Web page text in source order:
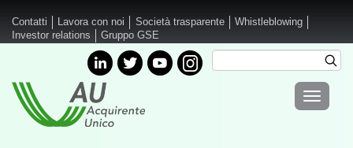
Contatti Lavora con noi Società trasparente
Whistleblowing
Investor relations
Gruppo GSE
Form di
Toggle